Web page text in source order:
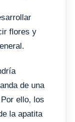
flores y
de una
ello, los
la apatita